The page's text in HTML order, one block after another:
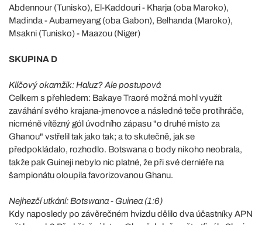
Abdennour (Tunisko), El-Kaddouri - Kharja (oba Maroko),
Madinda - Aubameyang (oba Gabon), Belhanda (Maroko),
Msakni (Tunisko) - Maazou (Niger)
SKUPINA D
Klíčový okamžik: Haluz? Ale postupová
Celkem s přehledem: Bakaye Traoré možná mohl využít
zaváhání svého krajana-jmenovce a následné teče protihráče,
nicméně vítězný gól úvodního zápasu "o druhé místo za
Ghanou" vstřelil tak jako tak; a to skutečně, jak se
předpokládalo, rozhodlo. Botswana o body nikoho neobrala,
takže pak Guineji nebylo nic platné, že při své derniéře na
šampionátu oloupila favorizovanou Ghanu.
Nejhezčí utkání: Botswana - Guinea (1:6)
Kdy naposledy po závěrečném hvizdu dělilo dva účastníky APN